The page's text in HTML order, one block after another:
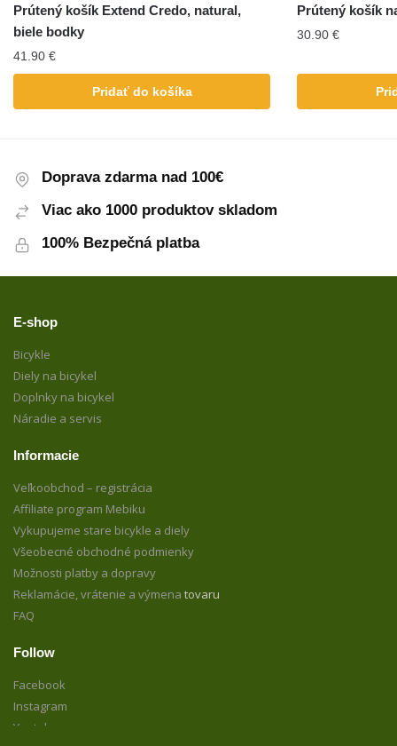
Prútený košík Extend Credo, natural,
biele bodky
41.90 €
Pridať do košíka
Prútený košík
30.90 €
Doprava zdarma nad 100€
Viac ako 1000 produktov skladom
100% Bezpečná platba
E-shop
Bicykle
Diely na bicykel
Doplnky na bicykel
Náradie a servis
Informacie
Veľkoobchod – registrácia
Affiliate program Mebiku
Vykupujeme stare bicykle a diely
Všeobecné obchodné podmienky
Možnosti platby a dopravy
Reklamácie, vrátenie a výmena tovaru
FAQ
Follow
Facebook
Instagram
Youtube